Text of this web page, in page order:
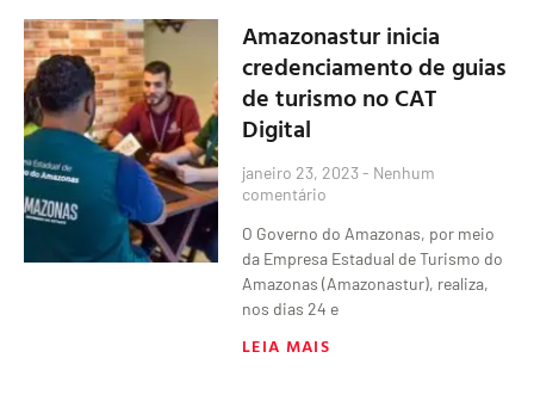
Amazonastur inicia
credenciamento de guias
de turismo no CAT
Digital
janeiro 23, 2023 Nenhum
comentário
O Governo do Amazonas, por meio
da Empresa Estadual de Turismo do
Amazonas (Amazonastur), realiza,
nos dias 24 e
LEIA MAIS